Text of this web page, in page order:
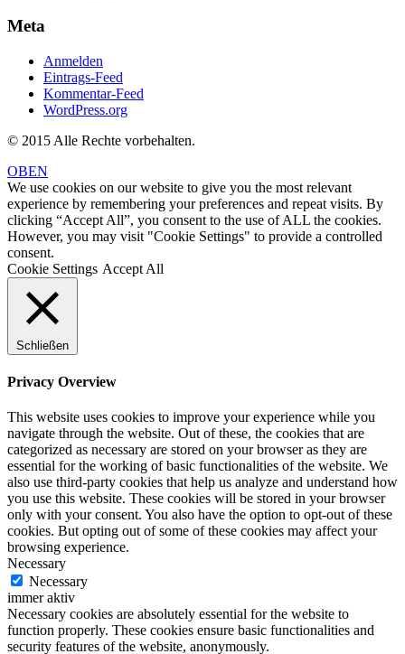
Meta
Anmelden
Eintrags-Feed
Kommentar-Feed
WordPress.org
© 2015 Alle Rechte vorbehalten.
OBEN
We use cookies on our website to give you the most relevant
experience by remembering your preferences and repeat visits. By
clicking “Accept All”, you consent to the use of ALL the cookies.
However, you may visit "Cookie Settings" to provide a controlled
consent.
Cookie Settings Accept All
Schließen
Privacy Overview
This website uses cookies to improve your experience while you
navigate through the website. Out of these, the cookies that are
categorized as necessary are stored on your browser as they are
essential for the working of basic functionalities of the website. We
also use third-party cookies that help us analyze and understand how
you use this website. These cookies will be stored in your browser
only with your consent. You also have the option to opt-out of these
cookies. But opting out of some of these cookies may affect your
browsing experience.
Necessary
Necessary
immer aktiv
Necessary cookies are absolutely essential for the website to
function properly. These cookies ensure basic functionalities and
security features of the website, anonymously.